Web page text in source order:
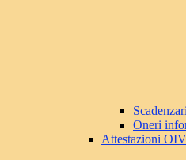
Oneri
Attestazioni